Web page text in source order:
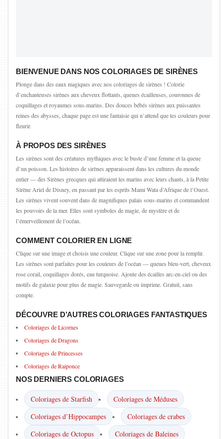
BIENVENUE DANS NOS COLORIAGES DE SIRÈNES
Plonge dans des eaux magiques avec nos coloriages de sirènes ! Colorie
d’enchanteuses sirènes aux cheveux flottants, queues écailleuses, couronnes de
coquillages et royaumes sous-marins. Des douces bébés sirènes aux puissantes
reines des abysses, chaque page est une fantaisie qui n’attend que tes couleurs pour
fleurir.
À PROPOS DES SIRÈNES
Les sirènes sont des créatures mythiques avec le buste d’une femme et la queue
d’un poisson. Les histoires de sirènes apparaissent dans les cultures du monde
entier — des Sirènes grecques qui attiraient les marins avec leurs chants, à la Petite
Sirène Ariel de Disney, en passant par les esprits Mami Wata d’Afrique de l’Ouest.
Les sirènes vivent souvent dans de magnifiques palais sous-marins et commandent
les pouvoirs de la mer. Elles sont symboles de magie, de mystère et de
l’émerveillement de l’océan.
COMMENT COLORIER EN LIGNE
Clique sur une image et choisis une couleur. Clique sur une zone pour la remplir.
Les sirènes sont parfaites pour les couleurs de l’océan — queues bleu-vert, cheveux
rose corail, coquillages dorés, eau turquoise. Ajoute des écailles arc-en-ciel ou des
motifs de galaxie pour plus de magie. Sauvegarde ou imprime. Gratuit, sans
compte.
DÉCOUVRE D’AUTRES COLORIAGES FANTASTIQUES
Coloriages de Licornes
Coloriages de Dragons
Coloriages de Princesses
Coloriages de Raiponce
NOS DERNIERS COLORIAGES
Coloriages de Starfish
Coloriages de Méduses
Coloriages d’Hippocampes
Coloriages de crabes
Coloriages de Octopus
Coloriages de Baleines